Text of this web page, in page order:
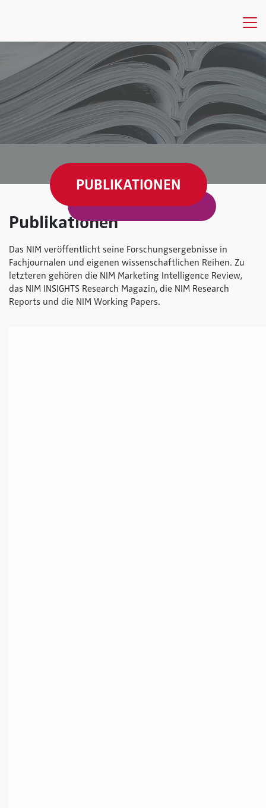
PUBLIKATIONEN
Publikationen
Das NIM veröffentlicht seine Forschungsergebnisse in
Fachjournalen und eigenen wissenschaftlichen Reihen. Zu
letzteren gehören die NIM Marketing Intelligence Review,
das NIM INSIGHTS Research Magazin, die NIM Research
Reports und die NIM Working Papers.